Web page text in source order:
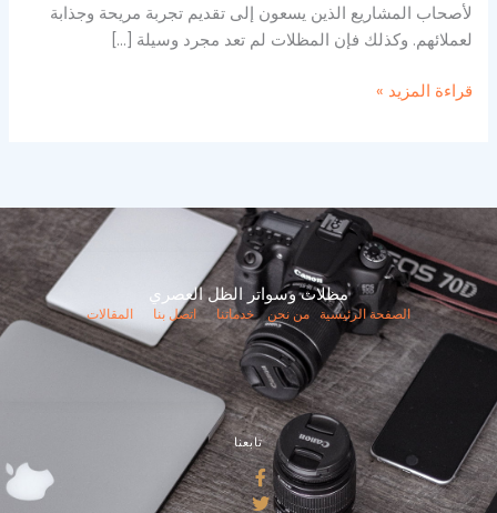
لأصحاب المشاريع الذين يسعون إلى تقديم تجربة مريحة وجذابة
لعملائهم. وكذلك فإن المظلات لم تعد مجرد وسيلة […]
قراءة المزيد »
تابعنا
مظلات وسواتر الظل العصري
الصفحة الرئيسية من نحن خدماتنا اتصل بنا المقالات